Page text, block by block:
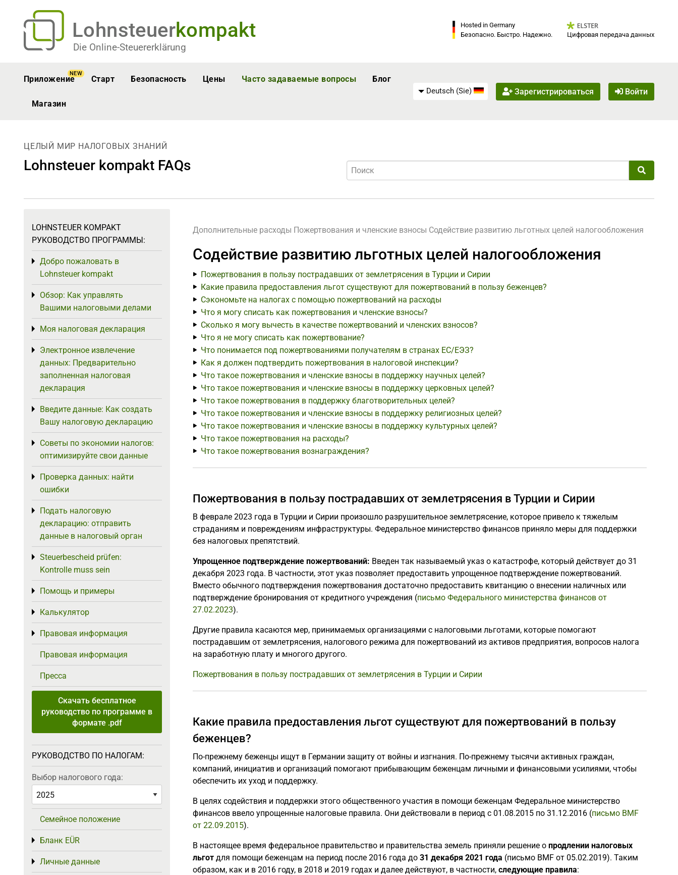
Lohnsteuerkompakt
Die Online-Steuererklärung
Hosted in Germany
Безопасно. Быстро. Надежно.
Цифровая передача данных
Приложение
NEW
Старт Безопасность Цены Часто задаваемые вопросы Блог
Магазин
Deutsch (Sie) Зарегистрироваться Войти
ЦЕЛЫЙ МИР НАЛОГОВЫХ ЗНАНИЙ
Lohnsteuer kompakt FAQs
Дополнительные расходы Пожертвования и членские взносы Содействие развитию льготных целей налогообложения
Содействие развитию льготных целей налогообложения
Пожертвования в пользу пострадавших от землетрясения в Турции и Сирии
Какие правила предоставления льгот существуют для пожертвований в пользу беженцев?
Сэкономьте на налогах с помощью пожертвований на расходы
Что я могу списать как пожертвования и членские взносы?
Сколько я могу вычесть в качестве пожертвований и членских взносов?
Что я не могу списать как пожертвование?
Что понимается под пожертвованиями получателям в странах ЕС/ЕЭЗ?
Как я должен подтвердить пожертвования в налоговой инспекции?
Что такое пожертвования и членские взносы в поддержку научных целей?
Что такое пожертвования и членские взносы в поддержку церковных целей?
Что такое пожертвования в поддержку благотворительных целей?
Что такое пожертвования и членские взносы в поддержку религиозных целей?
Что такое пожертвования и членские взносы в поддержку культурных целей?
Что такое пожертвования на расходы?
Что такое пожертвования вознаграждения?
Пожертвования в пользу пострадавших от землетрясения в Турции и Сирии
В феврале 2023 года в Турции и Сирии произошло разрушительное землетрясение, которое привело к тяжелым
страданиям и повреждениям инфраструктуры. Федеральное министерство финансов приняло меры для поддержки
без налоговых препятствий.
Упрощенное подтверждение пожертвований: Введен так называемый указ о катастрофе, который действует до 31
декабря 2023 года. В частности, этот указ позволяет предоставить упрощенное подтверждение пожертвований.
Вместо обычного подтверждения пожертвования достаточно предоставить квитанцию о внесении наличных или
подтверждение бронирования от кредитного учреждения (письмо Федерального министерства финансов от
27.02.2023).
Другие правила касаются мер, принимаемых организациями с налоговыми льготами, которые помогают
пострадавшим от землетрясения, налогового режима для пожертвований из активов предприятия, вопросов налога
на заработную плату и многого другого.
Пожертвования в пользу пострадавших от землетрясения в Турции и Сирии
Какие правила предоставления льгот существуют для пожертвований в пользу
беженцев?
По-прежнему беженцы ищут в Германии защиту от войны и изгнания. По-прежнему тысячи активных граждан,
компаний, инициатив и организаций помогают прибывающим беженцам личными и финансовыми усилиями, чтобы
обеспечить их уход и поддержку.
В целях содействия и поддержки этого общественного участия в помощи беженцам Федеральное министерство
финансов ввело упрощенные налоговые правила. Они действовали в период с 01.08.2015 по 31.12.2016 (письмо BMF
от 22.09.2015).
В настоящее время федеральное правительство и правительства земель приняли решение о продлении налоговых
льгот для помощи беженцам на период после 2016 года до 31 декабря 2021 года (письмо BMF от 05.02.2019). Таким
образом, как и в 2016 году, в 2018 и 2019 годах и далее действуют, в частности, следующие правила:
LOHNSTEUER KOMPAKT
РУКОВОДСТВО ПРОГРАММЫ:
Добро пожаловать в
Lohnsteuer kompakt
Toggle menu
Обзор: Как управлять
Вашими налоговыми делами
Toggle menu
Моя налоговая декларация
Toggle menu
Электронное извлечение
данных: Предварительно
заполненная налоговая
декларация
Toggle menu
Введите данные: Как создать
Вашу налоговую декларацию
Toggle menu
Советы по экономии налогов:
оптимизируйте свои данные
Toggle menu
Проверка данных: найти
ошибки
Toggle menu
Подать налоговую
декларацию: отправить
данные в налоговый орган
Toggle menu
Steuerbescheid prüfen:
Kontrolle muss sein
Toggle menu
Помощь и примеры
Toggle menu
Калькулятор
Toggle menu
Правовая информация
Toggle menu
Правовая информация
Пресса
Скачать бесплатное
руководство по программе в
формате .pdf
РУКОВОДСТВО ПО НАЛОГАМ:
Выбор налогового года:
Семейное положение
Бланк EÜR
Toggle menu
Личные данные
Toggle menu